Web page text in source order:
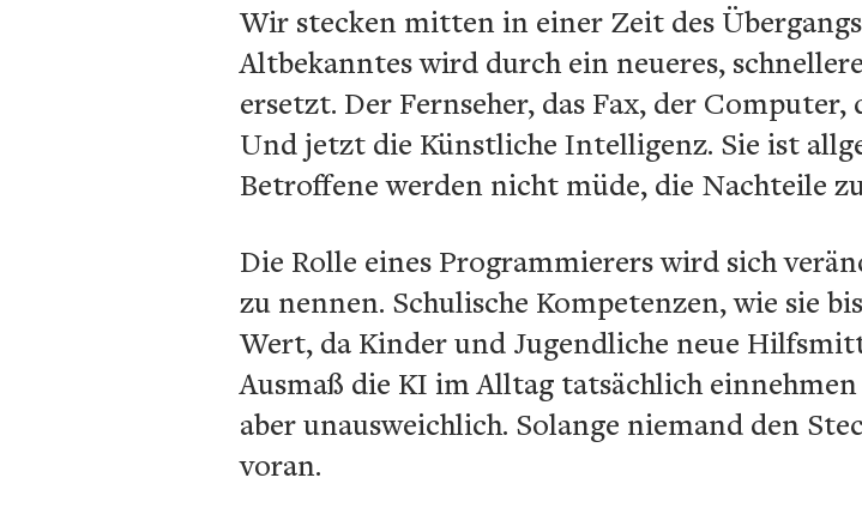
Wir stecken mitten in einer Zeit des
Altbekanntes wird durch ein neueres,
ersetzt. Der Fernseher, das Fax, der
Und jetzt die Künstliche Intelligenz. Sie ist
Betroffene werden nicht müde, die Nachteile
Die Rolle eines Programmierers wird sich
zu nennen. Schulische Kompetenzen, wie sie
Wert, da Kinder und Jugendliche neue
Ausmaß die KI im Alltag tatsächlich
aber unausweichlich. Solange niemand den
voran.